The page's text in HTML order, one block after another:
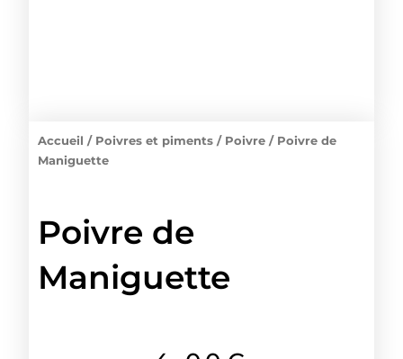
Accueil / Poivres et piments / Poivre / Poivre de
Maniguette
Poivre de
Maniguette